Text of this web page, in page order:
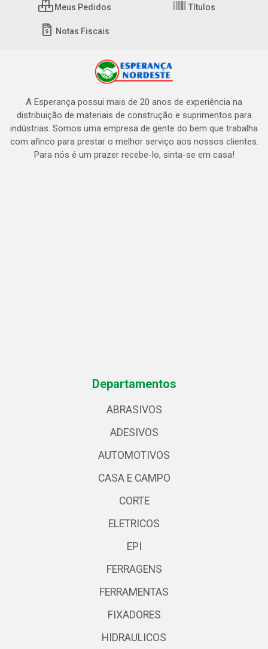
Meus Pedidos Títulos
Notas Fiscais
A Esperança possui mais de 20 anos de experiência na
distribuição de materiais de construção e suprimentos para
indústrias. Somos uma empresa de gente do bem que trabalha
com afinco para prestar o melhor serviço aos nossos clientes.
Para nós é um prazer recebe-lo, sinta-se em casa!
Departamentos
ABRASIVOS
ADESIVOS
AUTOMOTIVOS
CASA E CAMPO
CORTE
ELETRICOS
EPI
FERRAGENS
FERRAMENTAS
FIXADORES
HIDRAULICOS